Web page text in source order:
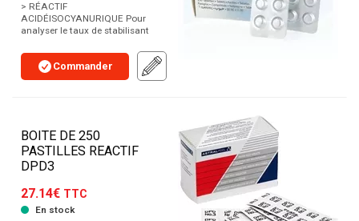
> RÉACTIF
ACIDÉISOCYANURIQUE Pour
analyser le taux de stabilisant
Commander
BOITE DE 250
PASTILLES REACTIF
DPD3
27.14€ TTC
En stock